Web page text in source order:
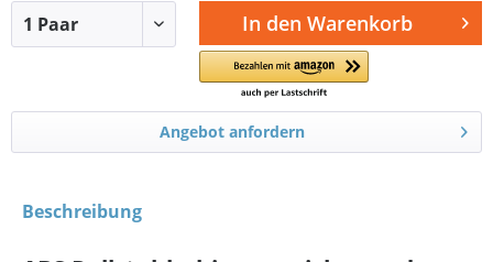
In den Warenkorb
Angebot anfordern
Beschreibung